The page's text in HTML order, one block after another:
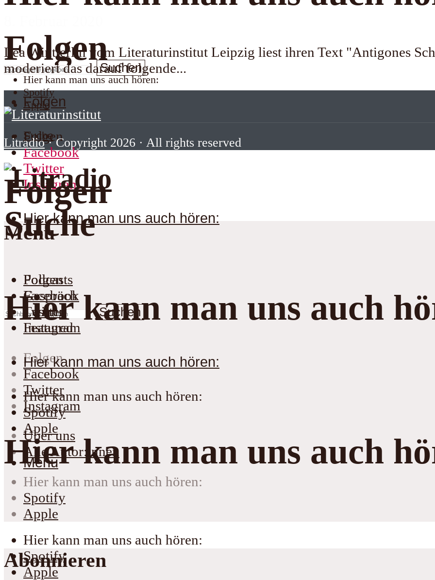
Hier kann man uns auch hören:
Spotify
Apple
Suche
Suche
Suchen
Folgen
Folgen
Facebook
Twitter
Instagram
Hier kann man uns auch hören:
Hier kann man uns auch
Hier kann man uns auch hören:
Spotify
Apple
Menu
Suchen
Folgen
Folgen
Folgen
Facebook
Twitter
Instagram
Hier kann man uns auch hören:
Hier kann man uns auch
Hier kann man uns auch hören:
Spotify
Apple
Lea Wintterlin vom Literaturinstitut Leipzig liest ihren Text "Antigones
moderiert das darauf folgende...
Litradio· Copyright 2026 · All rights reserved
Menu
Podcasts
Gespräch
Lesung
Featured
Folgen
Facebook
Twitter
Instagram
Über uns
Alle Autor:innen
Hier kann man uns auch hören:
Spotify
Apple
Abonnieren